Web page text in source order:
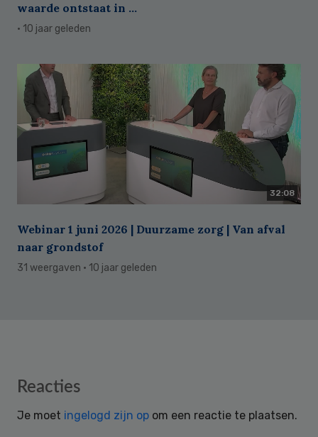
waarde ontstaat in ...
· 10 jaar geleden
32:08
Webinar 1 juni 2026 | Duurzame zorg | Van afval
naar grondstof
31 weergaven · 10 jaar geleden
Reader
Reacties
Je moet ingelogd zijn op om een reactie te plaatsen.